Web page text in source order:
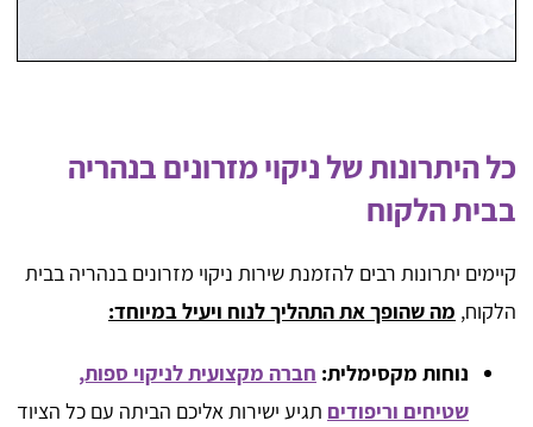
כל היתרונות של ניקוי מזרונים בנהריה
בבית הלקוח
קיימים יתרונות רבים להזמנת שירות ניקוי מזרונים בנהריה בבית
הלקוח, מה שהופך את התהליך לנוח ויעיל במיוחד:
נוחות מקסימלית: חברה מקצועית לניקוי ספות,
שטיחים וריפודים תגיע ישירות אליכם הביתה עם כל הציוד